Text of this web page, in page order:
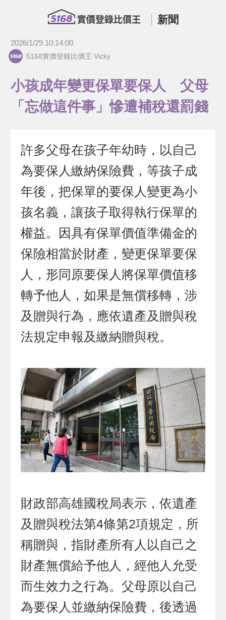
新聞
2026/1/29 10:14:00
5168實價登錄比價王 Vicky
小孩成年變更保單要保人 父母
「忘做這件事」慘遭補稅還罰錢
許多父母在孩子年幼時，以自己
為要保人繳納保險費，等孩子成
年後，把保單的要保人變更為小
孩名義，讓孩子取得執行保單的
權益。因具有保單價值準備金的
保險相當於財產，變更保單要保
人，形同原要保人將保單價值移
轉予他人，如果是無償移轉，涉
及贈與行為，應依遺產及贈與稅
法規定申報及繳納贈與稅。
財政部高雄國稅局表示，依遺產
及贈與稅法第4條第2項規定，所
稱贈與，指財產所有人以自己之
財產無償給予他人，經他人允受
而生效力之行為。父母原以自己
為要保人並繳納保險費，後透過